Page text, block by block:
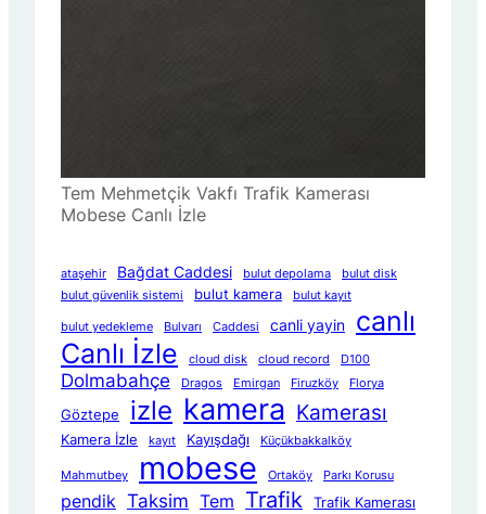
Tem Mehmetçik Vakfı Trafik Kamerası
Mobese Canlı İzle
ataşehir Bağdat Caddesi bulut depolama
bulut disk
bulut güvenlik sistemi
bulut kamera bulut kayıt
bulut yedekleme Bulvarı Caddesi canli yayin canlı
Canlı İzle cloud disk cloud record D100
Dolmabahçe Dragos Emirgan Firuzköy Florya
Göztepe izle kamera Kamerası
Kamera İzle kayıt Kayışdağı Küçükbakkalköy
Mahmutbey mobese Ortaköy Parkı Korusu
pendik Taksim Tem Trafik Trafik Kamerası